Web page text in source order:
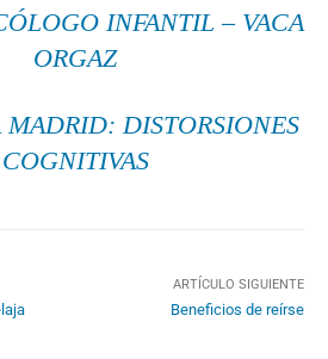
INFANTIL – VACA
ORGAZ
DISTORSIONES
COGNITIVAS
ARTÍCULO SIGUIENTE
Beneficios de reírse